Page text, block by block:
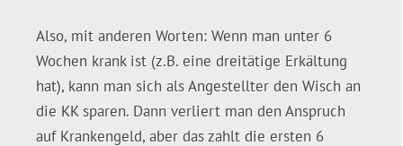
Also, mit anderen Worten: Wenn man unter 6
Wochen krank ist (z.B. eine dreitätige Erkältung
hat), kann man sich als Angestellter den Wisch an
die KK sparen. Dann verliert man den Anspruch
auf Krankengeld, aber das zahlt die ersten 6